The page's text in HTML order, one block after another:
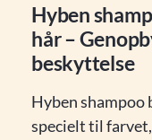
Hyben
hår –
beskyttelse
Hyben
specielt til